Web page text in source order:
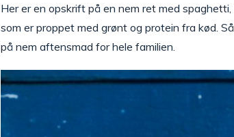
Her er en opskrift på en nem ret med
som er proppet med grønt og protein fra kød.
på nem aftensmad for hele familien.